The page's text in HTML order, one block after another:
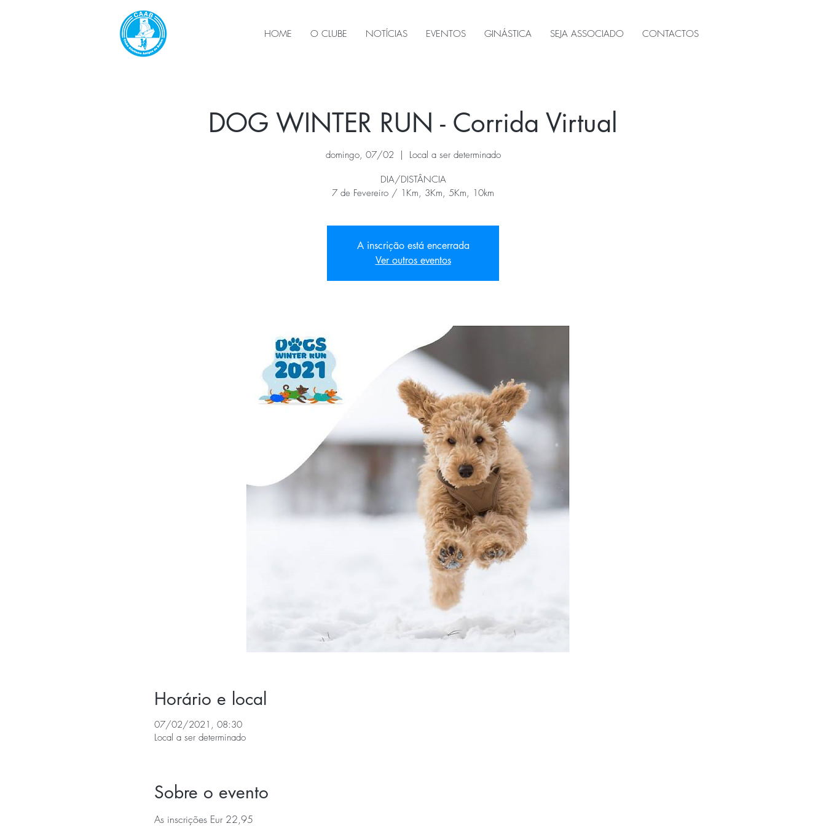
HOME O CLUBE NOTÍCIAS EVENTOS GINÁSTICA SEJA ASSOCIADO CONTACTOS
DOG WINTER RUN - Corrida Virtual
domingo, 07/02
  |
Local a ser determinado
DIA/DISTÂNCIA
7 de Fevereiro / 1Km, 3Km, 5Km, 10km
A inscrição está encerrada
Ver outros eventos
Horário e local
07/02/2021, 08:30
Local a ser determinado
Sobre o evento
As inscrições Eur 22,95